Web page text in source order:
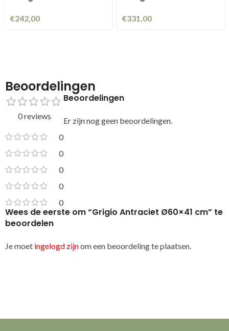
€242,00 €331,00
Beoordelingen
0 reviews
0
0
0
0
0
Beoordelingen
Er zijn nog geen beoordelingen.
Wees de eerste om “Grigio Antraciet Ø60×41 cm” te
beoordelen
Je moet ingelogd zijnom een beoordeling te plaatsen.